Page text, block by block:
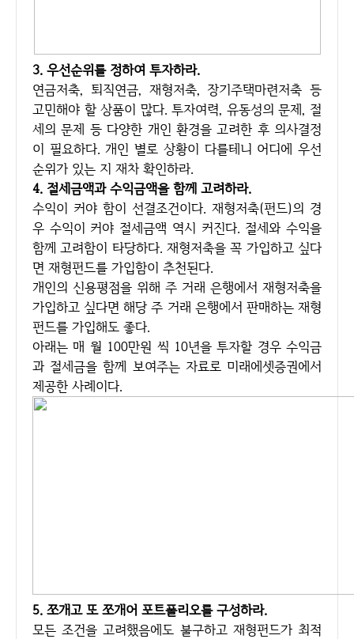
3. 우선순위를 정하여 투자하라.
연금저축, 퇴직연금, 재형저축, 장기주택마련저축 등
고민해야 할 상품이 많다. 투자여력, 유동성의 문제, 절
세의 문제 등 다양한 개인 환경을 고려한 후 의사결정
이 필요하다. 개인 별로 상황이 다를테니 어디에 우선
순위가 있는 지 재차 확인하라.
4. 절세금액과 수익금액을 함께 고려하라.
수익이 커야 함이 선결조건이다. 재형저축(펀드)의 경
우 수익이 커야 절세금액 역시 커진다. 절세와 수익을
함께 고려함이 타당하다. 재형저축을 꼭 가입하고 싶다
면 재형펀드를 가입함이 추천된다.
개인의 신용평점을 위해 주 거래 은행에서 재형저축을
가입하고 싶다면 해당 주 거래 은행에서 판매하는 재형
펀드를 가입해도 좋다.
아래는 매 월 100만원 씩 10년을 투자할 경우 수익금
과 절세금을 함께 보여주는 자료로 미래에셋증권에서
제공한 사례이다.
5. 쪼개고 또 쪼개어 포트폴리오를 구성하라.
모든 조건을 고려했음에도 불구하고 재형펀드가 최적